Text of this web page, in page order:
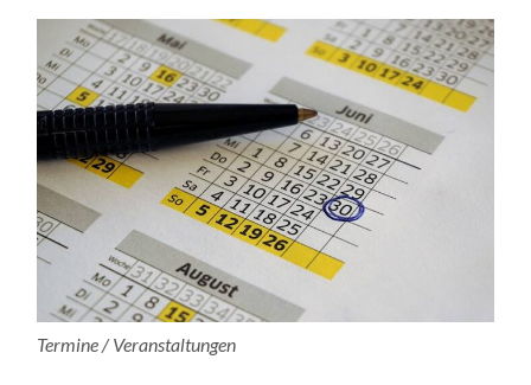
Termine / Veranstaltungen